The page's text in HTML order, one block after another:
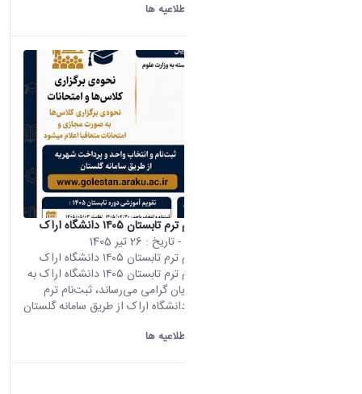
اطلاعیه ها
اطلاعیه ثبت‌نام ترم تابستان ۱۴۰۵ دانشگاه اراک
- تاریخ : 26 تیر 1405
اطلاعیه ثبت‌نام ترم تابستان ۱۴۰۵ دانشگاه اراک
اطلاعیه ثبت‌نام ترم تابستان ۱۴۰۵ دانشگاه اراک به
اطلاع دانشجویان گرامی می‌رساند، ثبت‌نام ترم
تابستان ۱۴۰۵ دانشگاه اراک از طریق سامانه گلستان
اطلاعیه ها